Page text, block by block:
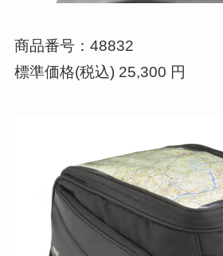
商品番号：48832
標準価格(税込) 25,300 円